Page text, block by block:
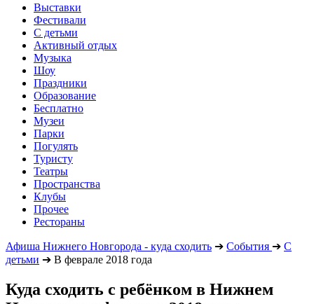
Выставки
Фестивали
С детьми
Активный отдых
Музыка
Шоу
Праздники
Образование
Бесплатно
Музеи
Парки
Погулять
Туристу
Театры
Пространства
Клубы
Прочее
Рестораны
Афиша Нижнего Новгорода - куда сходить ➔ События ➔ С
детьми ➔ В феврале 2018 года
Куда сходить с ребёнком в Нижнем